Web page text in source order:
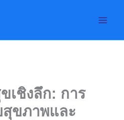
เชิงลึก: การ
สุขภาพและ